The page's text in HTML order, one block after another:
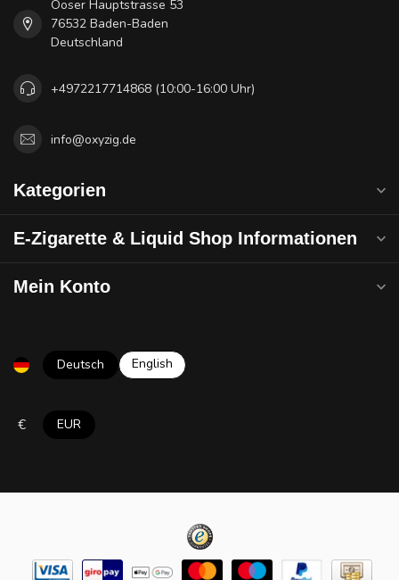
Ooser Hauptstrasse 53
76532 Baden-Baden
Deutschland
+4972217714868 (10:00-16:00 Uhr)
info@oxyzig.de
Kategorien
E-Zigarette & Liquid Shop Informationen
Mein Konto
Deutsch English
€ EUR